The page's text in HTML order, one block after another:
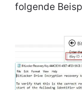
folgende